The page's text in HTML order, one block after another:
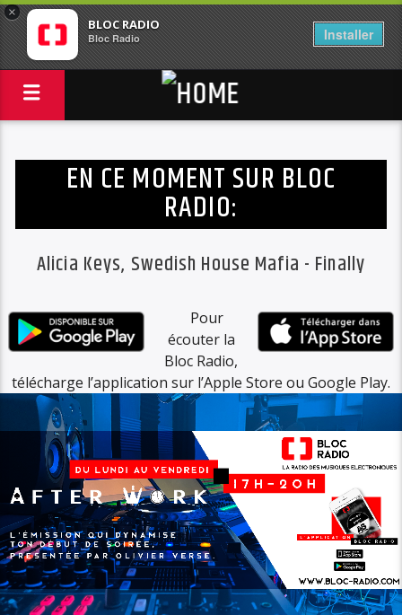
×
BLOC RADIO
Bloc Radio Installer
EN CE MOMENT SUR BLOC
RADIO:
Alicia Keys, Swedish House Mafia - Finally
Pour
écouter la
Bloc Radio,
télécharge l’application sur l’Apple Store ou Google Play.